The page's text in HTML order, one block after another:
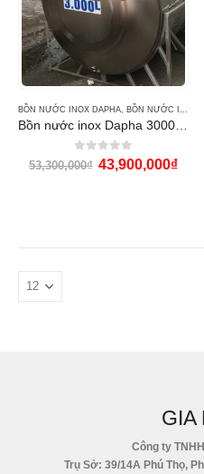
BỒN NƯỚC INOX DAPHA BỒN NƯỚC INOX DAPHA A
0 out of 5
53,300,000₫ 43,900,000₫
GIA
Công ty
Trụ Sở: 39/14A Phú Thọ,